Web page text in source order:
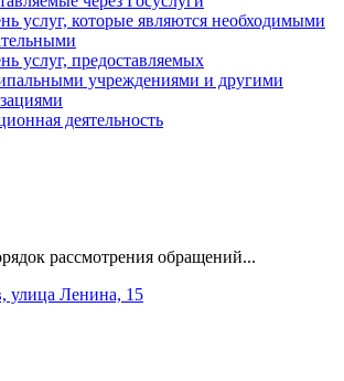
услуг, которые являются необходимыми
услуг, предоставляемых
учреждениями и другими
деятельность
рассмотрения обращений...
улица Ленина, 15